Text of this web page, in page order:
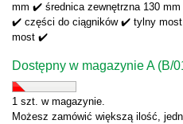
mm ✔️ średnica zewnętrzna 130
✔️ części do ciągników ✔️ tylny
most ✔️
Dostępny w magazynie A (B/
1 szt. w magazynie.
Możesz zamówić większą ilość,